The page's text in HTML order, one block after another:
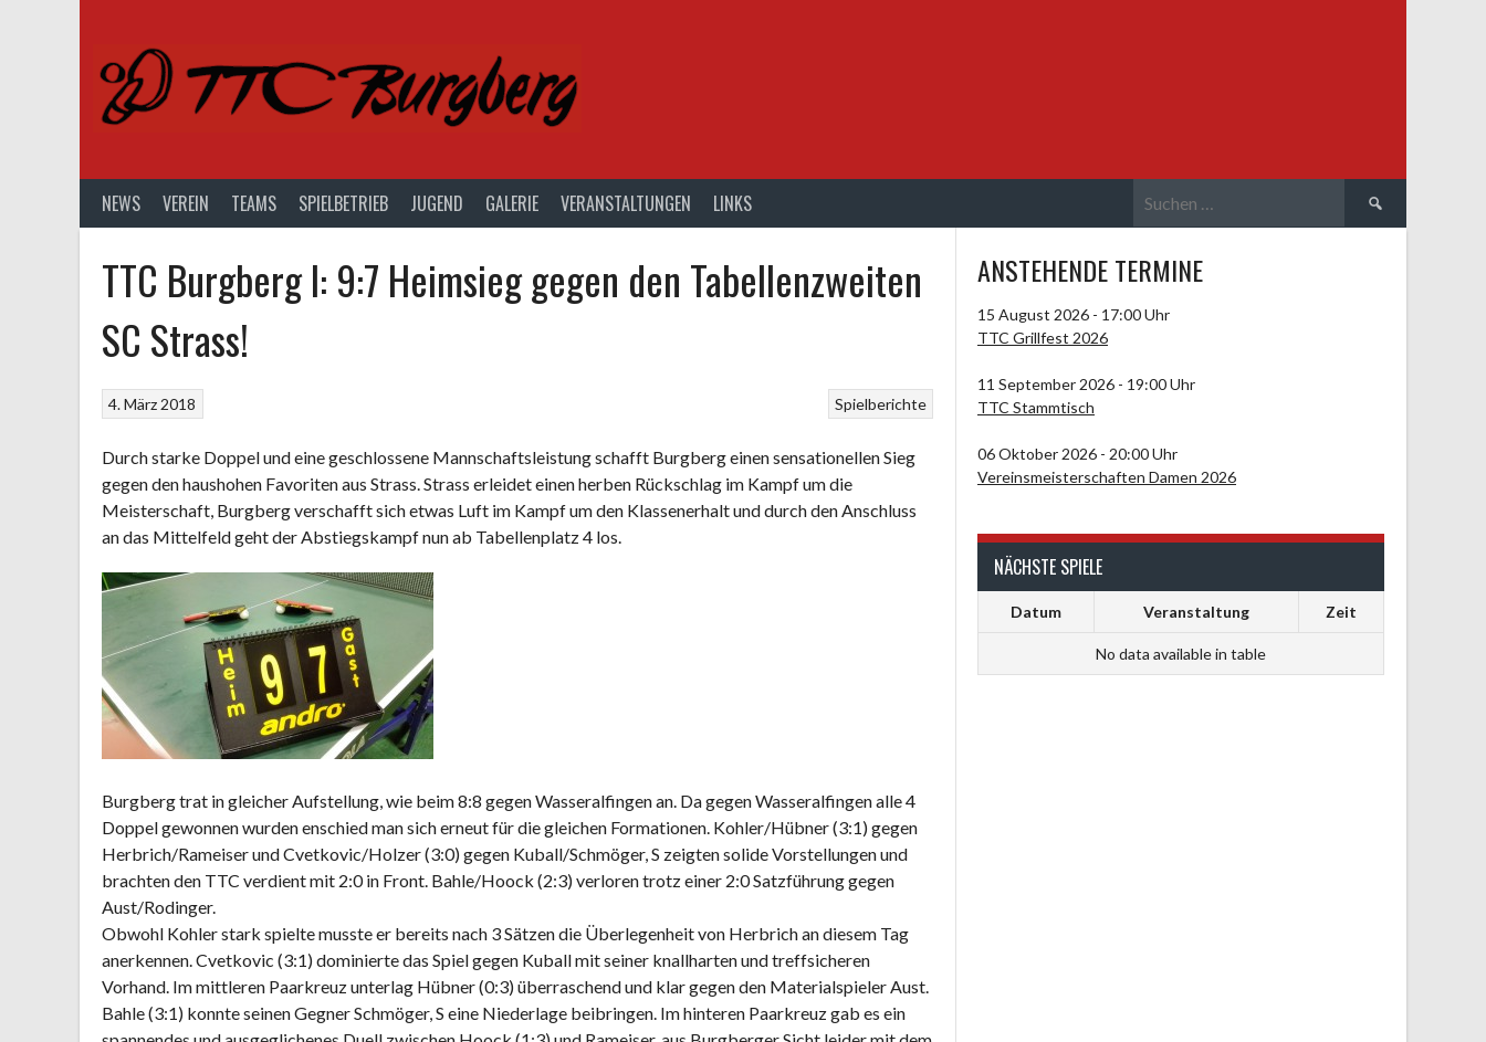
NEWS VEREIN TEAMS SPIELBETRIEB JUGEND GALERIE VERANSTALTUNGEN LINKS
nach:
TTC Burgberg I: 9:7 Heimsieg gegen den Tabellenzweiten
SC Strass!
Spielberichte
4. März 2018
Durch starke Doppel und eine geschlossene Mannschaftsleistung schafft Burgberg einen sensationellen Sieg
gegen den haushohen Favoriten aus Strass. Strass erleidet einen herben Rückschlag im Kampf um die
Meisterschaft, Burgberg verschafft sich etwas Luft im Kampf um den Klassenerhalt und durch den Anschluss
an das Mittelfeld geht der Abstiegskampf nun ab Tabellenplatz 4 los.
Burgberg trat in gleicher Aufstellung, wie beim 8:8 gegen Wasseralfingen an. Da gegen Wasseralfingen alle 4
Doppel gewonnen wurden enschied man sich erneut für die gleichen Formationen. Kohler/Hübner (3:1) gegen
Herbrich/Rameiser und Cvetkovic/Holzer (3:0) gegen Kuball/Schmöger, S zeigten solide Vorstellungen und
brachten den TTC verdient mit 2:0 in Front. Bahle/Hoock (2:3) verloren trotz einer 2:0 Satzführung gegen
Aust/Rodinger.
Obwohl Kohler stark spielte musste er bereits nach 3 Sätzen die Überlegenheit von Herbrich an diesem Tag
anerkennen. Cvetkovic (3:1) dominierte das Spiel gegen Kuball mit seiner knallharten und treffsicheren
Vorhand. Im mittleren Paarkreuz unterlag Hübner (0:3) überraschend und klar gegen den Materialspieler Aust.
Bahle (3:1) konnte seinen Gegner Schmöger, S eine Niederlage beibringen. Im hinteren Paarkreuz gab es ein
ANSTEHENDE TERMINE
15 August 2026 - 17:00 Uhr
TTC Grillfest 2026
11 September 2026 - 19:00 Uhr
TTC Stammtisch
06 Oktober 2026 - 20:00 Uhr
Vereinsmeisterschaften Damen 2026
NÄCHSTE SPIELE
Datum Veranstaltung Zeit
No data available in table